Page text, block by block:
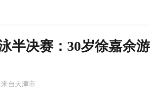
半决赛：30岁徐嘉余
来自天津市